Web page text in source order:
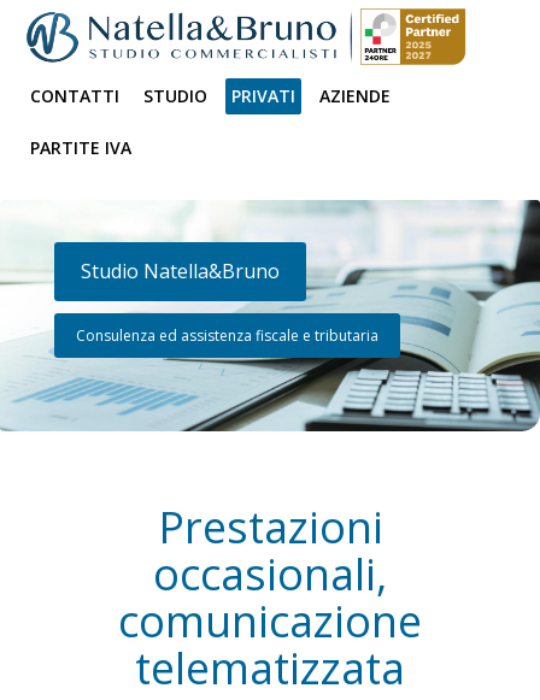
CONTATTI STUDIO PRIVATI AZIENDE
PARTITE IVA
Studio Natella&Bruno
Consulenza ed assistenza fiscale e tributaria
Prestazioni
occasionali,
comunicazione
telematizzata